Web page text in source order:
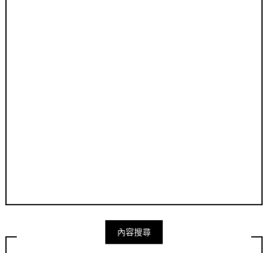
內容搜尋